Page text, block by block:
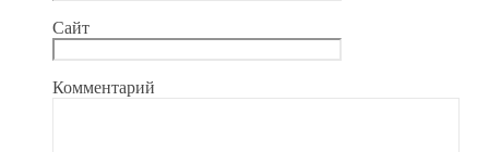
Сайт
Комментарий